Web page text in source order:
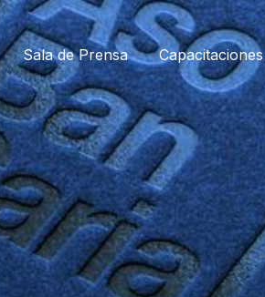
Sala de Prensa